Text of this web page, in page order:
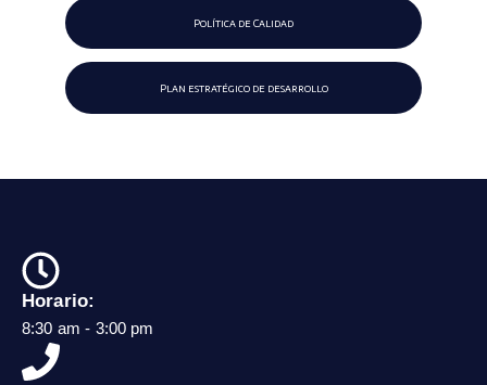
Política de Calidad
Plan estratégico de desarrollo
Horario:
8:30 am - 3:00 pm